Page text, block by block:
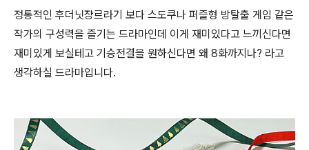
정통적인 후더닛쟝르라기 보다 스도쿠나 퍼즐형 방탈출 게임 같은
작가의 구성력을 즐기는 드라마인데 이게 재미있다고 느끼신다면
재미있게 보실테고 기승전결을 원하신다면 왜 8화까지나? 라고
생각하실 드라마입니다.